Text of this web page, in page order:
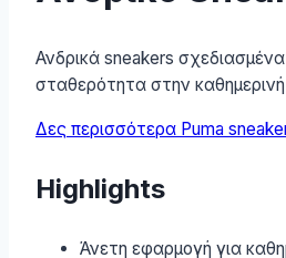
Ανδρικά sneakers
σταθερότητα στην
Δες περισσότερα Puma
Highlights
Άνετη εφαρμογή για